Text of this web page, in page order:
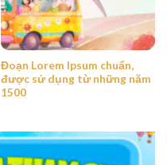
Đoạn Lorem Ipsum chuẩn,
được sử dụng từ những năm
1500